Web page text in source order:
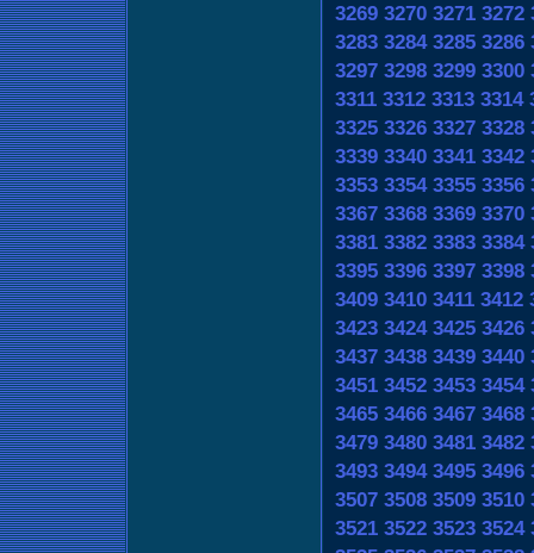
3269 3270 3271 3272
3283 3284 3285 3286
3297 3298 3299 3300
3311 3312 3313 3314
3325 3326 3327 3328
3339 3340 3341 3342
3353 3354 3355 3356
3367 3368 3369 3370
3381 3382 3383 3384
3395 3396 3397 3398
3409 3410 3411 3412
3423 3424 3425 3426
3437 3438 3439 3440
3451 3452 3453 3454
3465 3466 3467 3468
3479 3480 3481 3482
3493 3494 3495 3496
3507 3508 3509 3510
3521 3522 3523 3524